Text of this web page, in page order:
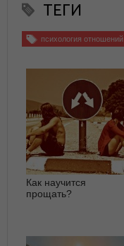
ТЕГИ
психология отношений
Как научится
прощать?